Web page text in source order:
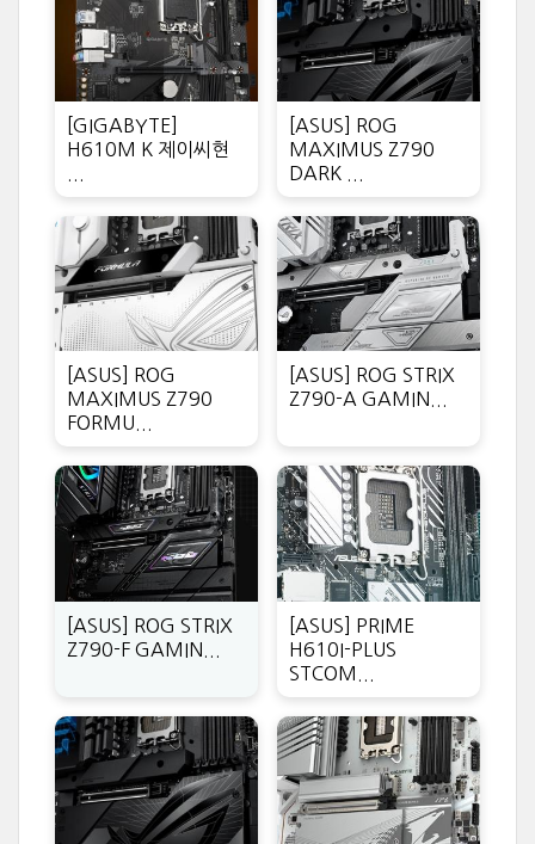
[GIGABYTE]
H610M K 제이씨현
[ASUS] ROG
MAXIMUS Z790
DARK ...
[ASUS] ROG
MAXIMUS Z790
FORMU...
[ASUS] ROG STRIX
Z790-A GAMIN...
[ASUS] ROG STRIX
Z790-F GAMIN...
[ASUS] PRIME
H610I-PLUS
STCOM...